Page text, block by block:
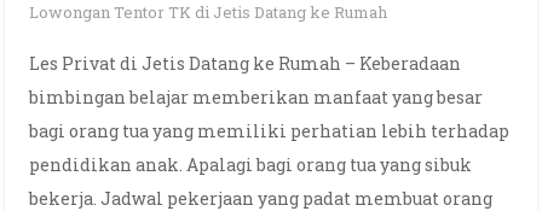
Lowongan Tentor TK di Jetis Datang ke Rumah
Les Privat di Jetis Datang ke Rumah – Keberadaan
bimbingan belajar memberikan manfaat yang besar
bagi orang tua yang memiliki perhatian lebih terhadap
pendidikan anak. Apalagi bagi orang tua yang sibuk
bekerja. Jadwal pekerjaan yang padat membuat orang